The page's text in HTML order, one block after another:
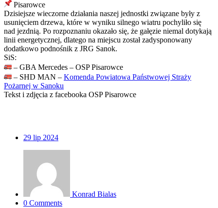
Pisarowce
Dzisiejsze wieczorne działania naszej jednostki związane były z
usunięciem drzewa, które w wyniku silnego wiatru pochyliło się
nad jezdnią. Po rozpoznaniu okazało się, że gałęzie niemal dotykają
linii energetycznej, dlatego na miejscu został zadysponowany
dodatkowo podnośnik z JRG Sanok.
SiS:
– GBA Mercedes – OSP Pisarowce
– SHD MAN – Komenda Powiatowa Państwowej Straży
Pożarnej w Sanoku
Tekst i zdjęcia z facebooka OSP Pisarowce
29 lip 2024
Konrad Bialas
0 Comments